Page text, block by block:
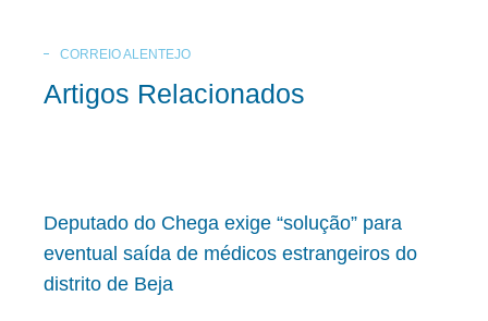
CORREIO ALENTEJO
Artigos Relacionados
Deputado do Chega exige “solução” para
eventual saída de médicos estrangeiros do
distrito de Beja